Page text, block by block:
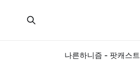
나른하니즘 - 팟캐스트